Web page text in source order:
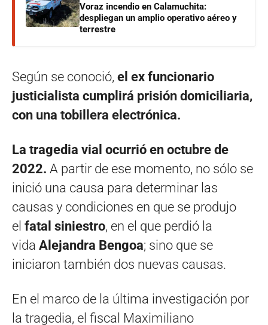
Voraz incendio en Calamuchita:
despliegan un amplio operativo aéreo y
terrestre
Según se conoció, el ex funcionario
justicialista cumplirá prisión domiciliaria,
con una tobillera electrónica.
La tragedia vial ocurrió en octubre de
2022. A partir de ese momento, no sólo se
inició una causa para determinar las
causas y condiciones en que se produjo
el fatal siniestro, en el que perdió la
vida Alejandra Bengoa; sino que se
iniciaron también dos nuevas causas.
En el marco de la última investigación por
la tragedia, el fiscal Maximiliano